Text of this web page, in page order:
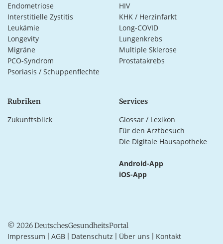
Endometriose
HIV
Interstitielle Zystitis
KHK / Herzinfarkt
Leukämie
Long-COVID
Longevity
Lungenkrebs
Migräne
Multiple Sklerose
PCO-Syndrom
Prostatakrebs
Psoriasis / Schuppenflechte
Rubriken
Zukunftsblick
Services
Glossar / Lexikon
Für den Arztbesuch
Die Digitale Hausapotheke
Android-App
iOS-App
© 2026 DeutschesGesundheitsPortal
Impressum AGB Datenschutz Über uns Kontakt